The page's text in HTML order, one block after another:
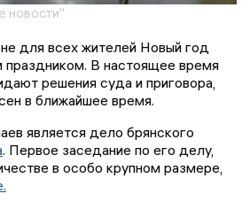
новости"
для всех жителей Новый год
праздником. В настоящее время
решения суда и приговора,
в ближайшее время.
является дело брянского
. Первое заседание по его делу,
в особо крупном размере,